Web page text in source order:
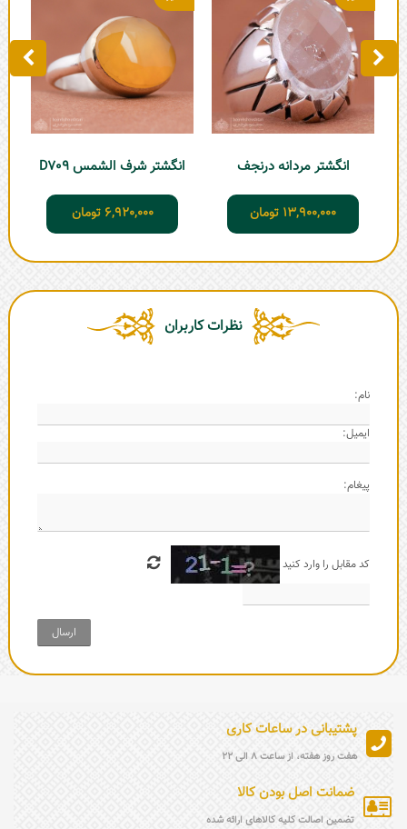
انگشتر مردانه درنجف
13,900,000 تومان
انگشتر شرف الشمس D709
6,920,000 تومان
نظرات کاربران
نام:
ایمیل:
پیغام:
کد مقابل را وارد کنید
ارسال
پشتیبانی در ساعات کاری
هفت روز هفته، از ساعت 8 الی 22
ضمانت اصل بودن کالا
تضمین اصالت کلیه کالاهای ارائه شده